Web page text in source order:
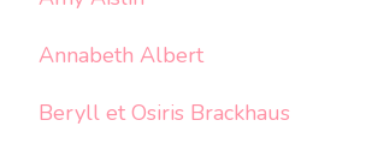
Annabeth Albert
Beryll et Osiris Brackhaus